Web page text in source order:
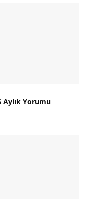
Aylık Yorumu